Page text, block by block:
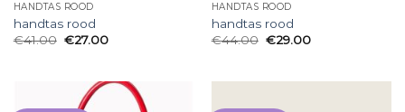
HANDTAS ROOD
handtas rood
€41.00 €27.00
HANDTAS ROOD
handtas rood
€44.00 €29.00